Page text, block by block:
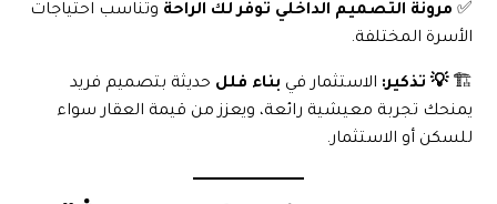
✅ مرونة التصميم الداخلي توفر لك الراحة وتناسب احتياجات
الأسرة المختلفة.
🏗️💡 تذكير: الاستثمار في بناء فلل حديثة بتصميم فريد
يمنحك تجربة معيشية رائعة، ويعزز من قيمة العقار سواء
للسكن أو الاستثمار.